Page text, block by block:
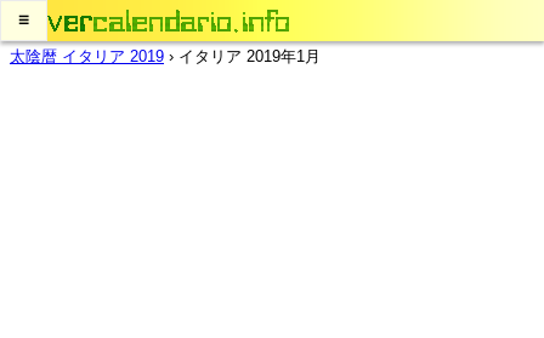
≡
太陰暦 イタリア 2019 › イタリア 2019年1月